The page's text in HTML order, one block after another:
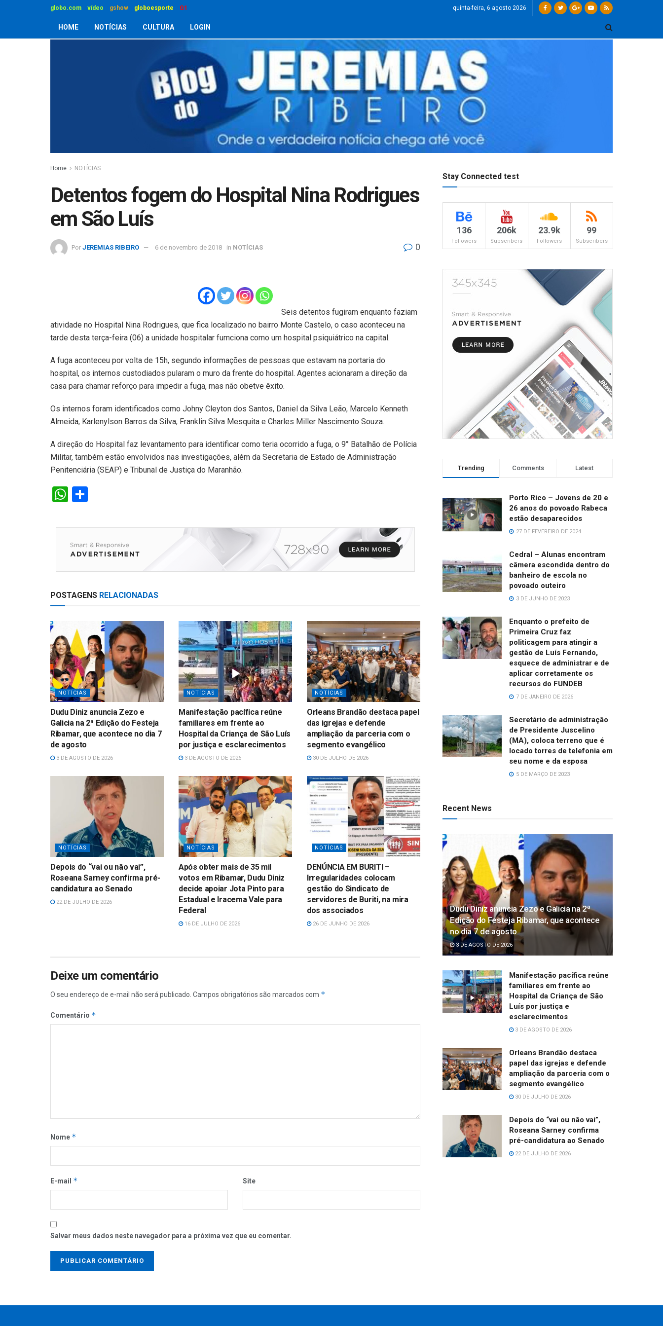
globo.com vídeo gshow globoesporte G1 quinta-feira, 6 agosto 2026
HOME NOTÍCIAS CULTURA LOGIN
Home NOTÍCIAS
Detentos fogem do Hospital Nina Rodrigues
em São Luís
Por JEREMIAS RIBEIRO 6 de novembro de 2018 in NOTÍCIAS 0
Seis detentos fugiram enquanto faziam
atividade no Hospital Nina Rodrigues, que fica localizado no bairro Monte Castelo, o caso aconteceu na
tarde desta terça-feira (06) a unidade hospitalar fumciona como um hospital psiquiátrico na capital.
A fuga aconteceu por volta de 15h, segundo informações de pessoas que estavam na portaria do
hospital, os internos custodiados pularam o muro da frente do hospital. Agentes acionaram a direção da
casa para chamar reforço para impedir a fuga, mas não obetve êxito.
Os internos foram identificados como Johny Cleyton dos Santos, Daniel da Silva Leão, Marcelo Kenneth
Almeida, Karlenylson Barros da Silva, Franklin Silva Mesquita e Charles Miller Nascimento Souza.
A direção do Hospital faz levantamento para identificar como teria ocorrido a fuga, o 9° Batalhão de Polícia
Militar, também estão envolvidos nas investigações, além da Secretaria de Estado de Administração
Penitenciária (SEAP) e Tribunal de Justiça do Maranhão.
W
at
s
A
p
p
ar
e
POSTAGENS RELACIONADAS
NOTÍCIAS
Dudu Diniz anuncia Zezo e
Galicia na 2ª Edição do Festeja
Ribamar, que acontece no dia 7
de agosto
3 DE AGOSTO DE 2026
NOTÍCIAS
Manifestação pacífica reúne
familiares em frente ao
Hospital da Criança de São Luís
por justiça e esclarecimentos
3 DE AGOSTO DE 2026
NOTÍCIAS
Orleans Brandão destaca papel
das igrejas e defende
ampliação da parceria com o
segmento evangélico
30 DE JULHO DE 2026
NOTÍCIAS
Depois do “vai ou não vai”,
Roseana Sarney confirma pré-
candidatura ao Senado
22 DE JULHO DE 2026
NOTÍCIAS
Após obter mais de 35 mil
votos em Ribamar, Dudu Diniz
decide apoiar Jota Pinto para
Estadual e Iracema Vale para
Federal
16 DE JULHO DE 2026
NOTÍCIAS
DENÚNCIA EM BURITI –
Irregularidades colocam
gestão do Sindicato de
servidores de Buriti, na mira
dos associados
26 DE JUNHO DE 2026
Deixe um comentário
O seu endereço de e-mail não será publicado. Campos obrigatórios são marcados com *
Comentário *
Nome *
E-mail * Site
Salvar meus dados neste navegador para a próxima vez que eu comentar.
Stay Connected test
136
Followers
206k
Subscribers
23.9k
Followers
99
Subscribers
Trending Comments Latest
Porto Rico – Jovens de 20 e
26 anos do povoado Rabeca
estão desaparecidos
27 DE FEVEREIRO DE 2024
Cedral – Alunas encontram
câmera escondida dentro do
banheiro de escola no
povoado outeiro
3 DE JUNHO DE 2023
Enquanto o prefeito de
Primeira Cruz faz
politicagem para atingir a
gestão de Luís Fernando,
esquece de administrar e de
aplicar corretamente os
recursos do FUNDEB
7 DE JANEIRO DE 2026
Secretário de administração
de Presidente Juscelino
(MA), coloca terreno que é
locado torres de telefonia em
seu nome e da esposa
5 DE MARÇO DE 2023
Recent News
Dudu Diniz anuncia Zezo e Galicia na 2ª
Edição do Festeja Ribamar, que acontece
no dia 7 de agosto
3 DE AGOSTO DE 2026
Manifestação pacífica reúne
familiares em frente ao
Hospital da Criança de São
Luís por justiça e
esclarecimentos
3 DE AGOSTO DE 2026
Orleans Brandão destaca
papel das igrejas e defende
ampliação da parceria com o
segmento evangélico
30 DE JULHO DE 2026
Depois do “vai ou não vai”,
Roseana Sarney confirma
pré-candidatura ao Senado
22 DE JULHO DE 2026